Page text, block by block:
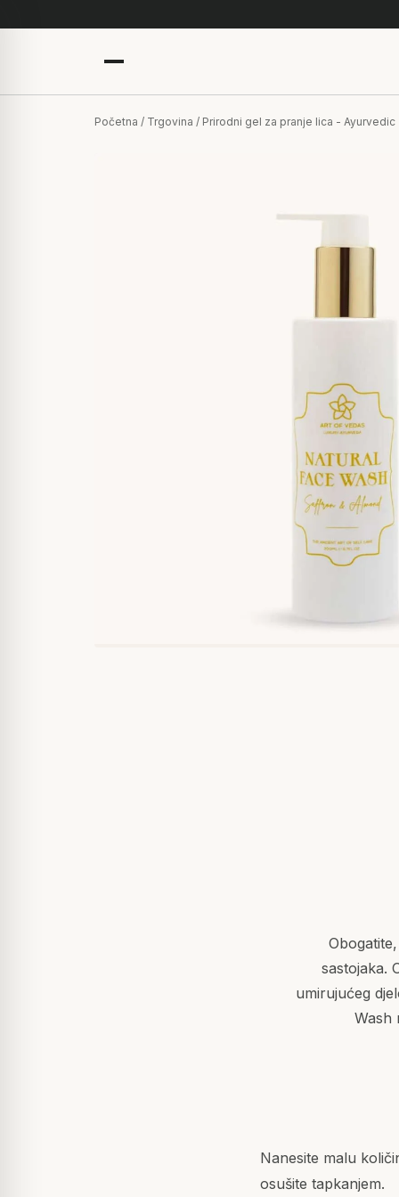
Početna / Trgovina / Prirodni gel za pranje lica - Ayurvedic
sastojaka.
umirujućeg
Wash
Nanesite malu
osušite tapkanjem.